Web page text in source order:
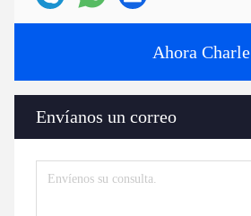
Ahora Charle
Envíanos un correo